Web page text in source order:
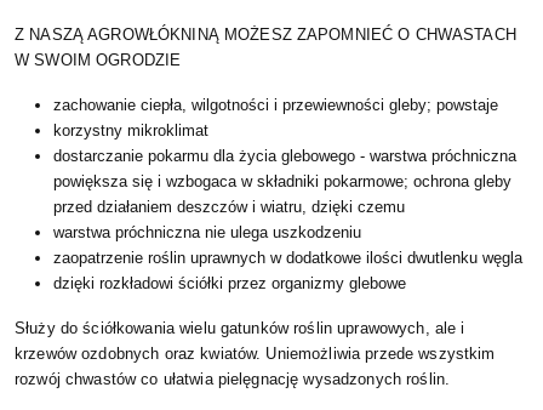
Z NASZĄ AGROWŁÓKNINĄ MOŻESZ ZAPOMNIEĆ O CHWASTACH
W SWOIM OGRODZIE
zachowanie ciepła, wilgotności i przewiewności gleby; powstaje
korzystny mikroklimat
dostarczanie pokarmu dla życia glebowego - warstwa próchniczna
powiększa się i wzbogaca w składniki pokarmowe; ochrona gleby
przed działaniem deszczów i wiatru, dzięki czemu
warstwa próchniczna nie ulega uszkodzeniu
zaopatrzenie roślin uprawnych w dodatkowe ilości dwutlenku węgla
dzięki rozkładowi ściółki przez organizmy glebowe
Służy do ściółkowania wielu gatunków roślin uprawowych, ale i
krzewów ozdobnych oraz kwiatów. Uniemożliwia przede wszystkim
rozwój chwastów co ułatwia pielęgnację wysadzonych roślin.